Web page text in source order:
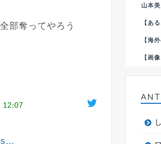
部奪ってやろう
12:07
…
山本
【あ
【海
【画